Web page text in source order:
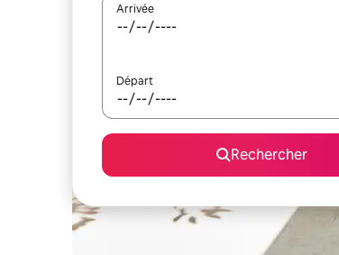
Arrivée
Départ
Rechercher